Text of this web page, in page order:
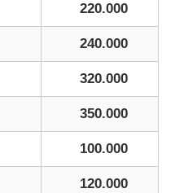
220.000
240.000
320.000
350.000
100.000
120.000